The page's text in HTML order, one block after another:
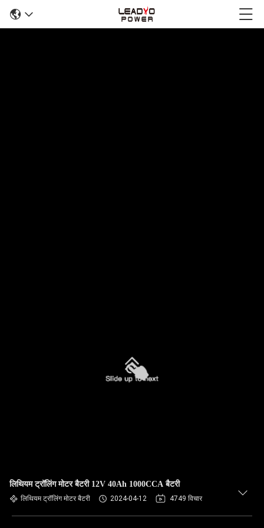
लिथियम ट्रॉलिंग मोटर बैटरी 12V 40Ah 1000CCA बैटरी
लिथियम ट्रॉलिंग मोटर बैटरी 2024-04-12 4749 विचार